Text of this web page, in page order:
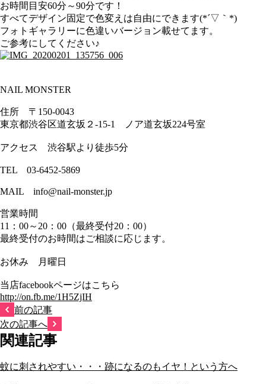
お時間目安60分～90分です！
すべてデザイン固定で色変えは自由にできます(*´▽｀*)
フォトギャラリーに色違いバージョン載せてます。
ご参考にしてください♪
NAIL MONSTER
住所 〒150-0043
東京都渋谷区道玄坂２-15-1 ノア道玄坂224号室
アクセス 渋谷駅より徒歩5分
TEL 03-6452-5869
MAIL info@nail-monster.jp
営業時間
11：00～20：00（最終受付20：00）
最終受付のお時間はご相談に応じます。
お休み 月曜日
当店facebookページはこちら
http://on.fb.me/1H5ZjIH
前の記事
次の記事へ
関連記事
蚊に刺されやすい・・・跡になるのもイヤ！という方へ